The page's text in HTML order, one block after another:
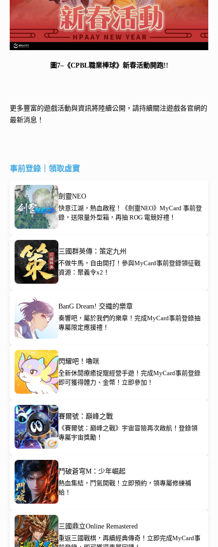
圖7–《CPBL職業棒球》新春活動開跑!!
更多豐富的遊戲活動與資訊將陸續公開，請持續關注遊戲各官網的
最新消息！
事前登錄｜領取虛寶
劍靈NEO
快意江湖，熱血啟程！《劍靈NEO》MyCard 事前登
錄，送限量外型箱，再抽 ROG 電競好禮！
三國群英傳：策定九州
不做牛馬，自由開打！參與MyCard事前登錄領征戰
資源：聚義令x2！
BanG Dream! 交織的樂章
奏響吧，屬於我們的樂章！完成MyCard事前登錄抽
專屬限定應援禮！
閃耀吧！嚕咪
全新休閒療癒捉寵經營手遊！完成MyCard事前登錄
即可獲得體力、金幣！立即參加！
賽爾號：巔峰之戰
《賽爾號：巔峰之戰》宇宙冒險再次啟航！登錄領
專屬宇宙獎勵！
鬥破蒼穹M：少年崛起
熱血集結，鬥氣開戰！立即預約，領專屬修練補
給！
三國鼎立Online Remastered
重返三國戰棋，再續經典傳奇！立即完成MyCard事